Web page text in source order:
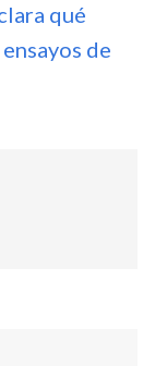
qué
de